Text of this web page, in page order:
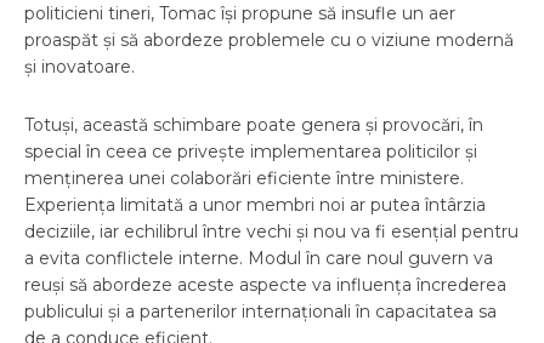
politicieni tineri, Tomac își propune să insufle un aer
proaspăt și să abordeze problemele cu o viziune modernă
și inovatoare.
Totuși, această schimbare poate genera și provocări, în
special în ceea ce privește implementarea politicilor și
menținerea unei colaborări eficiente între ministere.
Experiența limitată a unor membri noi ar putea întârzia
deciziile, iar echilibrul între vechi și nou va fi esențial pentru
a evita conflictele interne. Modul în care noul guvern va
reuși să abordeze aceste aspecte va influența încrederea
publicului și a partenerilor internaționali în capacitatea sa
de a conduce eficient.